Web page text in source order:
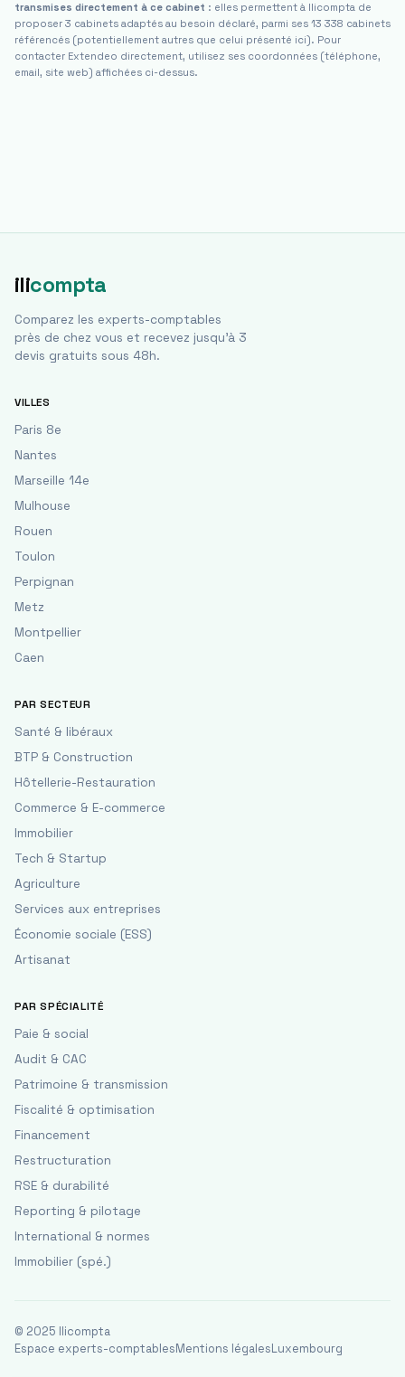
transmises directement à ce cabinet : elles permettent à Ilicompta de
proposer 3 cabinets adaptés au besoin déclaré, parmi ses 13 338 cabinets
référencés (potentiellement autres que celui présenté ici). Pour
contacter Extendeo directement, utilisez ses coordonnées (téléphone,
email, site web) affichées ci-dessus.
ilicompta
Comparez les experts-comptables
près de chez vous et recevez jusqu'à 3
devis gratuits sous 48h.
VILLES
Paris 8e
Nantes
Marseille 14e
Mulhouse
Rouen
Toulon
Perpignan
Metz
Montpellier
Caen
PAR SECTEUR
Santé & libéraux
BTP & Construction
Hôtellerie-Restauration
Commerce & E-commerce
Immobilier
Tech & Startup
Agriculture
Services aux entreprises
Économie sociale (ESS)
Artisanat
PAR SPÉCIALITÉ
Paie & social
Audit & CAC
Patrimoine & transmission
Fiscalité & optimisation
Financement
Restructuration
RSE & durabilité
Reporting & pilotage
International & normes
Immobilier (spé.)
© 2025 Ilicompta
Espace experts-comptablesMentions légalesLuxembourg